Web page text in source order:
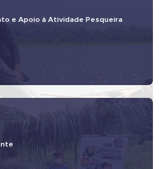
e Apoio à Atividade Pesqueira